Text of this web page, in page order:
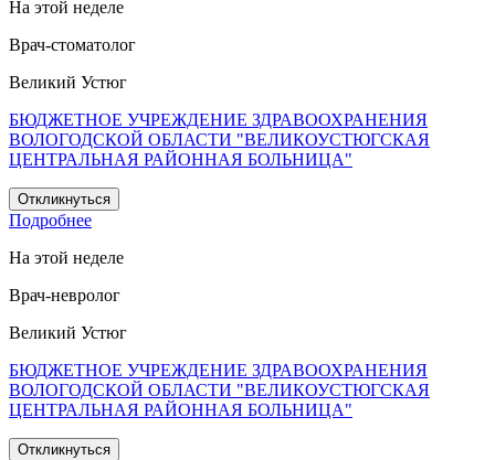
На этой неделе
Врач-стоматолог
Великий Устюг
БЮДЖЕТНОЕ УЧРЕЖДЕНИЕ ЗДРАВООХРАНЕНИЯ
ВОЛОГОДСКОЙ ОБЛАСТИ "ВЕЛИКОУСТЮГСКАЯ
ЦЕНТРАЛЬНАЯ РАЙОННАЯ БОЛЬНИЦА"
Откликнуться
Подробнее
На этой неделе
Врач-невролог
Великий Устюг
БЮДЖЕТНОЕ УЧРЕЖДЕНИЕ ЗДРАВООХРАНЕНИЯ
ВОЛОГОДСКОЙ ОБЛАСТИ "ВЕЛИКОУСТЮГСКАЯ
ЦЕНТРАЛЬНАЯ РАЙОННАЯ БОЛЬНИЦА"
Откликнуться